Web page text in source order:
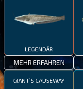
LEGENDÄR
MEHR ERFAHREN
GIANT’S CAUSEWAY